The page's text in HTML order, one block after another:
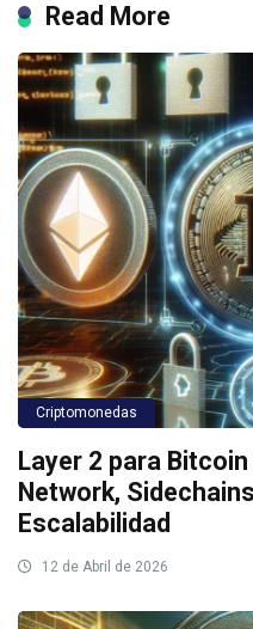
Read More
Criptomonedas
Layer 2 para
Network,
Escalabilidad
12 de Abril de 2026